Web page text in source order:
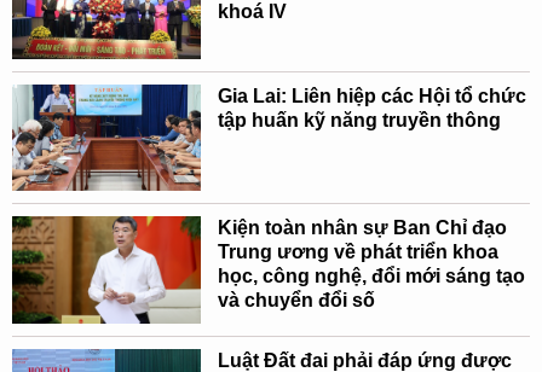
khoá IV
Gia Lai: Liên hiệp các Hội tổ chức
tập huấn kỹ năng truyền thông
Kiện toàn nhân sự Ban Chỉ đạo
Trung ương về phát triển khoa
học, công nghệ, đổi mới sáng tạo
và chuyển đổi số
Luật Đất đai phải đáp ứng được